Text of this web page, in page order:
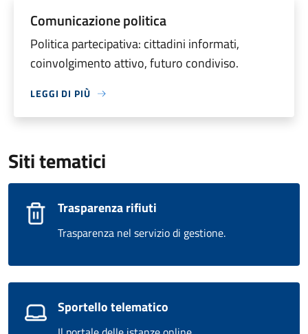
Comunicazione politica
Politica partecipativa: cittadini informati,
coinvolgimento attivo, futuro condiviso.
LEGGI DI PIÙ
Siti tematici
Trasparenza rifiuti
Trasparenza nel servizio di gestione.
Sportello telematico